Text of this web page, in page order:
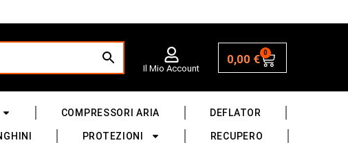
Il Mio Account
0,00 € 0
COMPRESSORI ARIA DEFLATOR
PROTEZIONI RECUPERO